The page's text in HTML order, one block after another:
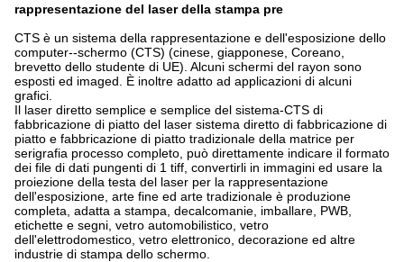
rappresentazione del laser della stampa pre
CTS è un sistema della rappresentazione e dell'esposizione dello
computer--schermo (CTS) (cinese, giapponese, Coreano,
brevetto dello studente di UE). Alcuni schermi del rayon sono
esposti ed imaged. È inoltre adatto ad applicazioni di alcuni
grafici.
Il laser diretto semplice e semplice del sistema-CTS di
fabbricazione di piatto del laser sistema diretto di fabbricazione di
piatto e fabbricazione di piatto tradizionale della matrice per
serigrafia processo completo, può direttamente indicare il formato
dei file di dati pungenti di 1 tiff, convertirli in immagini ed usare la
proiezione della testa del laser per la rappresentazione
dell'esposizione, arte fine ed arte tradizionale è produzione
completa, adatta a stampa, decalcomanie, imballare, PWB,
etichette e segni, vetro automobilistico, vetro
dell'elettrodomestico, vetro elettronico, decorazione ed altre
industrie di stampa dello schermo.